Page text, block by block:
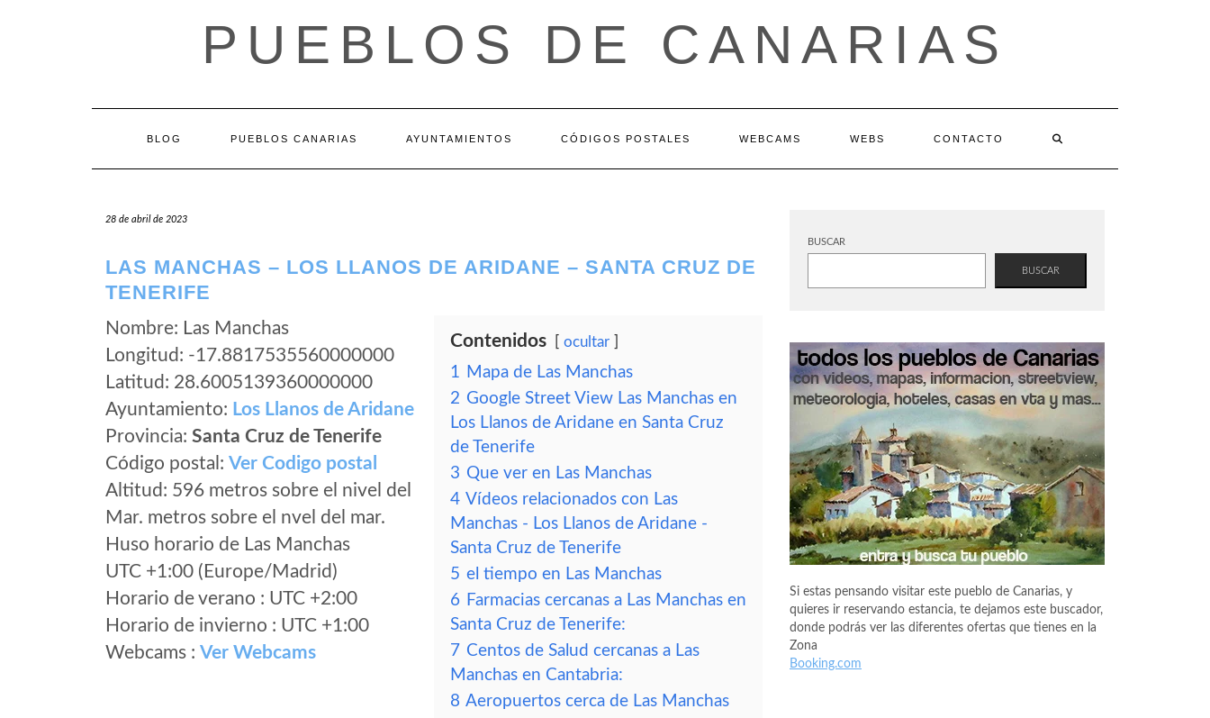
PUEBLOS DE CANARIAS
BLOG PUEBLOS CANARIAS AYUNTAMIENTOS CÓDIGOS POSTALES WEBCAMS WEBS CONTACTO
28 de abril de 2023
LAS MANCHAS – LOS LLANOS DE ARIDANE – SANTA CRUZ DE
TENERIFE
Nombre: Las Manchas
Longitud: -17.8817535560000000
Latitud: 28.6005139360000000
Ayuntamiento: Los Llanos de Aridane
Provincia: Santa Cruz de Tenerife
Código postal: Ver Codigo postal
Altitud: 596 metros sobre el nivel del
Mar. metros sobre el nvel del mar.
Huso horario de Las Manchas
UTC +1:00 (Europe/Madrid)
Horario de verano : UTC +2:00
Horario de invierno : UTC +1:00
Webcams : Ver Webcams
Contenidos ocultar
1 Mapa de Las Manchas
2 Google Street View Las Manchas en
Los Llanos de Aridane en Santa Cruz
de Tenerife
3 Que ver en Las Manchas
4 Vídeos relacionados con Las
Manchas - Los Llanos de Aridane -
Santa Cruz de Tenerife
5 el tiempo en Las Manchas
6 Farmacias cercanas a Las Manchas en
Santa Cruz de Tenerife:
7 Centos de Salud cercanas a Las
Manchas en Cantabria:
8 Aeropuertos cerca de Las Manchas
BUSCAR
BUSCAR
Si estas pensando visitar este pueblo de Canarias, y
quieres ir reservando estancia, te dejamos este buscador,
donde podrás ver las diferentes ofertas que tienes en la
Zona
Booking.com